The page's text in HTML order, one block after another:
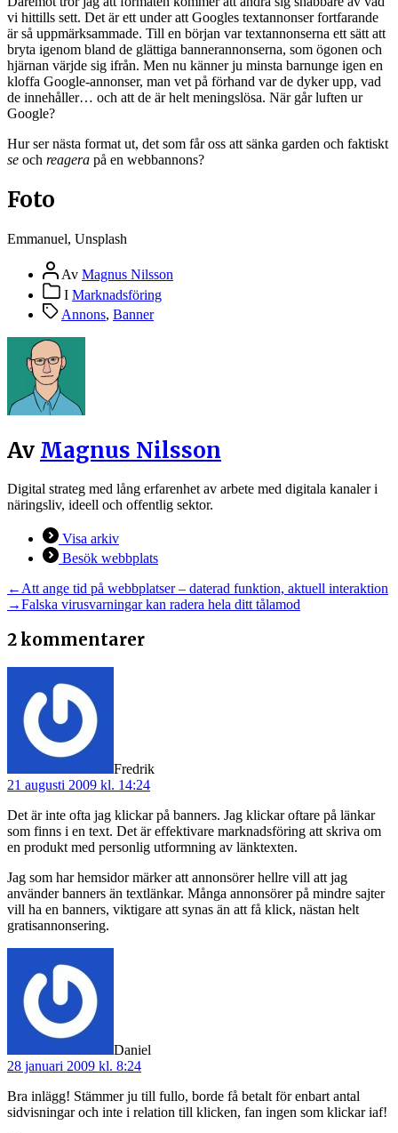
vi hittills sett. Det är ett under att Googles textannonser fortfarande
är så uppmärksammade. Till en början var textannonserna ett sätt att
bryta igenom bland de glättiga bannerannonserna, som ögonen och
hjärnan värjde sig ifrån. Men nu känner ju minsta barnunge igen en
kloffa Google-annonser, man vet på förhand var de dyker upp, vad
de innehåller… och att de är helt meningslösa. När går luften ur
Google?
Hur ser nästa format ut, det som får oss att sänka garden och faktiskt
se och reagera på en webbannons?
Foto
Emmanuel, Unsplash
Inläggsförfattare
Av Magnus Nilsson
Inläggskategorier
I Marknadsföring
Etiketter
Annons, Banner
Av Magnus Nilsson
Digital strateg med lång erfarenhet av arbete med digitala kanaler i
näringsliv, ideell och offentlig sektor.
Visa arkiv
Besök webbplats
Inläggsnavigering
← Föregående
inlägg:
Att ange tid på webbplatser – daterad funktion, aktuell interaktion
→Nästa
Falska virusvarningar kan radera hela ditt tålamod
2 kommentarer
Fredrik
21 augusti 2009 kl. 14:24
Det är inte ofta jag klickar på banners. Jag klickar oftare på länkar
som finns i en text. Det är effektivare marknadsföring att skriva om
en produkt med personlig utformning av länktexten.
Jag som har hemsidor märker att annonsörer hellre vill att jag
använder banners än textlänkar. Många annonsörer på mindre sajter
vill ha en banners, viktigare att synas än att få klick, nästan helt
gratisannonsering.
Daniel
28 januari 2009 kl. 8:24
Bra inlägg! Stämmer ju till fullo, borde få betalt för enbart antal
sidvisningar och inte i relation till klicken, fan ingen som klickar iaf!